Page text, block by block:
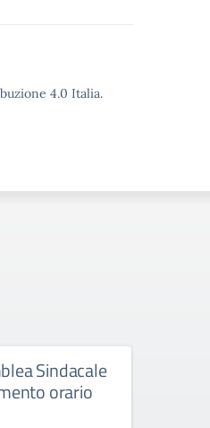
4.0 Italia.
Sindacale
orario